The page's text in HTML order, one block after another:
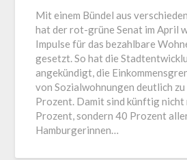
Mit einem Bündel aus
hat der rot-grüne Senat im April
Impulse für das bezahlbare
gesetzt. So hat die
angekündigt, die
von Sozialwohnungen deutlich
Prozent. Damit sind künftig nicht
Prozent, sondern 40 Prozent
Hamburgerinnen…